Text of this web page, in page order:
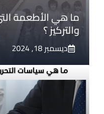
ما هي الأطعمة
والتركيز ؟
ديسمبر 18, 2024